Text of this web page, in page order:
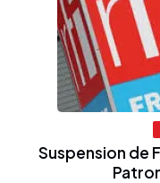
Suspension de